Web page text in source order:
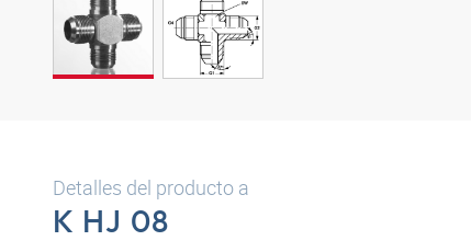
Detalles del producto a
K HJ 08